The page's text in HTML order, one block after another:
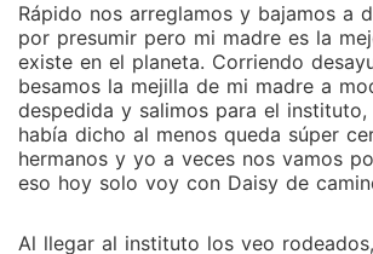
Rápido nos arreglamos y bajamos a
por presumir pero mi madre es la
existe en el planeta. Corriendo
besamos la mejilla de mi madre a
despedida y salimos para el
había dicho al menos queda súper
hermanos y yo a veces nos vamos
eso hoy solo voy con Daisy de
Al llegar al instituto los veo